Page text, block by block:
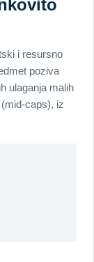
i resursno
poziva
ulaganja malih
caps), iz